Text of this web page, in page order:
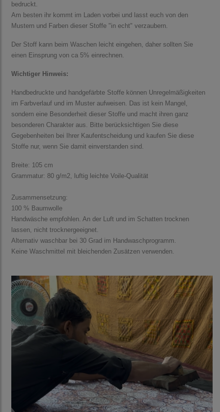
bedruckt.
Am besten ihr kommt im Laden vorbei und lasst euch von den
Mustern und Farben dieser Stoffe "in echt" verzaubern.
Der Stoff kann beim Waschen leicht eingehen, daher sollten Sie
einen Einsprung von ca 5% einrechnen.
Wichtiger Hinweis:
Handbedruckte und handgefärbte Stoffe können Unregelmäßigkeiten
im Farbverlauf und im Muster aufweisen. Das ist kein Mangel,
sondern eine Besonderheit dieser Stoffe und macht ihren ganz
besonderen Charakter aus. Bitte berücksichtigen Sie diese
Gegebenheiten bei Ihrer Kaufentscheidung und kaufen Sie diese
Stoffe nur, wenn Sie damit einverstanden sind.
Breite: 105 cm
Grammatur: 80 g/m2, luftig leichte Voile-Qualität
Zusammensetzung:
100 % Baumwolle
Handwäsche empfohlen. An der Luft und im Schatten trocknen
lassen, nicht trocknergeeignet.
Alternativ waschbar bei 30 Grad im Handwaschprogramm.
Keine Waschmittel mit bleichenden Zusätzen verwenden.